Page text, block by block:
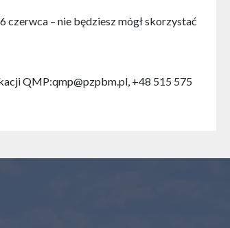
czerwca – nie będziesz mógł skorzystać
QMP:qmp@pzpbm.pl, +48 515 575